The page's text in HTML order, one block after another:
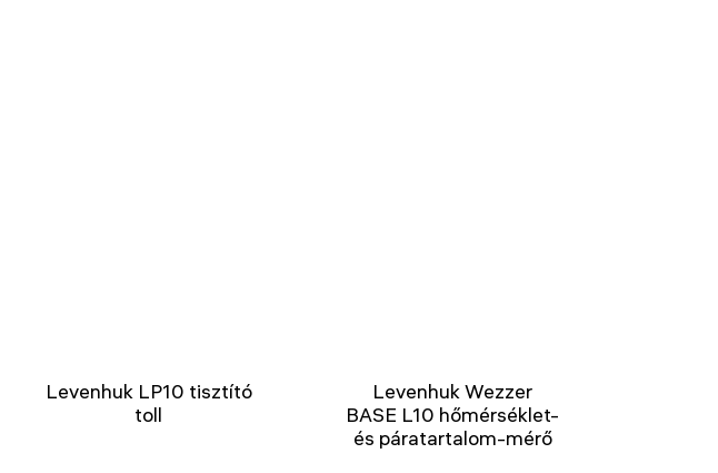
Levenhuk LP10 tisztító
toll
Levenhuk Wezzer
BASE L10 hőmérséklet-
és páratartalom-mérő